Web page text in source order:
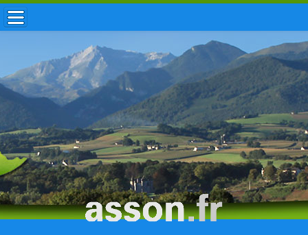
ACCUEIL / INFOS
MUNICIPALITÉ
VIE LOCALE
ENFANCE
TOURISME
HISTOIRE